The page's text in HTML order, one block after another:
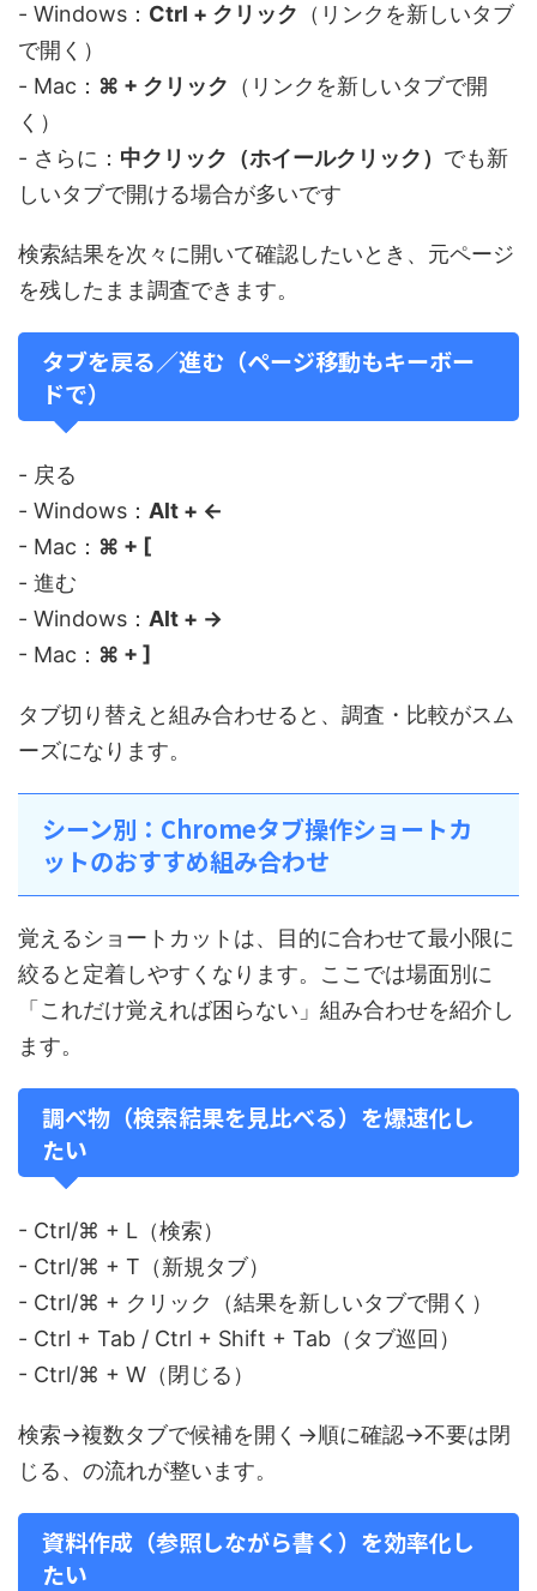
- Windows： Ctrl + クリック （リンクを新しいタブ
で開く）
- Mac： ⌘ + クリック （リンクを新しいタブで開
く）
- さらに： 中クリック（ホイールクリック） でも新
しいタブで開ける場合が多いです
検索結果を次々に開いて確認したいとき、元ページ
を残したまま調査できます。
タブを戻る／進む（ページ移動もキーボー
ドで）
- 戻る
- Windows： Alt + ←
- Mac： ⌘ + [
- 進む
- Windows： Alt + →
- Mac： ⌘ + ]
タブ切り替えと組み合わせると、調査・比較がスム
ーズになります。
シーン別：Chromeタブ操作ショートカ
ットのおすすめ組み合わせ
覚えるショートカットは、目的に合わせて最小限に
絞ると定着しやすくなります。ここでは場面別に
「これだけ覚えれば困らない」組み合わせを紹介し
ます。
調べ物（検索結果を見比べる）を爆速化し
たい
- Ctrl/⌘ + L（検索）
- Ctrl/⌘ + T（新規タブ）
- Ctrl/⌘ + クリック（結果を新しいタブで開く）
- Ctrl + Tab / Ctrl + Shift + Tab（タブ巡回）
- Ctrl/⌘ + W（閉じる）
検索→複数タブで候補を開く→順に確認→不要は閉
じる、の流れが整います。
資料作成（参照しながら書く）を効率化し
たい